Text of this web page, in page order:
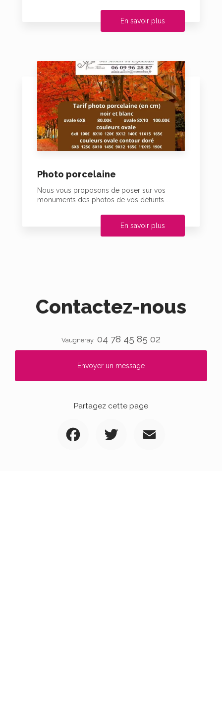
En savoir plus
Photo porcelaine
Nous vous proposons de poser sur vos
monuments des photos de vos défunts....
En savoir plus
Contactez-nous
Vaugneray. 04 78 45 85 02
Envoyer un message
Partagez cette page